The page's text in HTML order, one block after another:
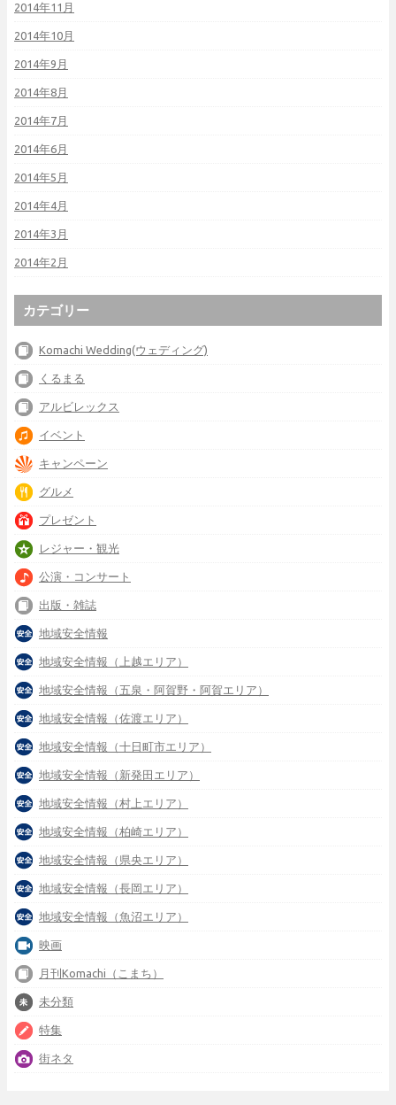
2014年11月
2014年10月
2014年9月
2014年8月
2014年7月
2014年6月
2014年5月
2014年4月
2014年3月
2014年2月
カテゴリー
Komachi Wedding(ウェディング)
くるまる
アルビレックス
イベント
キャンペーン
グルメ
プレゼント
レジャー・観光
公演・コンサート
出版・雑誌
地域安全情報
地域安全情報（上越エリア）
地域安全情報（五泉・阿賀野・阿賀エリア）
地域安全情報（佐渡エリア）
地域安全情報（十日町市エリア）
地域安全情報（新発田エリア）
地域安全情報（村上エリア）
地域安全情報（柏崎エリア）
地域安全情報（県央エリア）
地域安全情報（長岡エリア）
地域安全情報（魚沼エリア）
映画
月刊Komachi（こまち）
未分類
特集
街ネタ